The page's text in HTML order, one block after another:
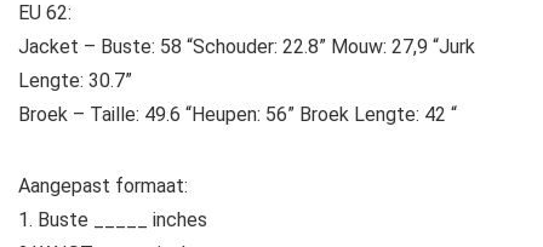
EU 62:
Jacket – Buste: 58 “Schouder: 22.8” Mouw: 27,9 “Jurk
Lengte: 30.7”
Broek – Taille: 49.6 “Heupen: 56” Broek Lengte: 42 “
Aangepast formaat:
1. Buste _____ inches